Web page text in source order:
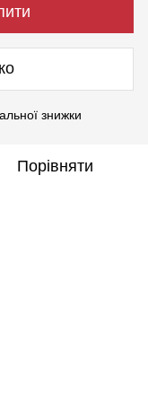
знижки
Порівняти